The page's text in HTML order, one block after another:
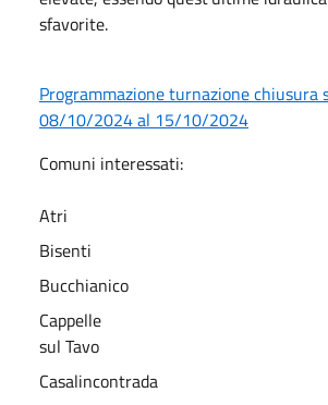
sfavorite.
Programmazione turnazione chiusura
08/10/2024 al 15/10/2024
Comuni interessati:
Atri
Bisenti
Bucchianico
Cappelle
sul Tavo
Casalincontrada